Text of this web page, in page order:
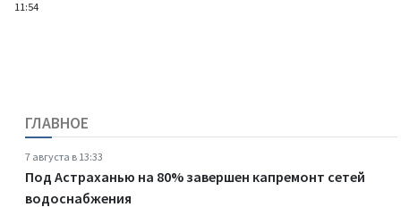
11:54
ГЛАВНОЕ
7 августа в 13:33
Под Астраханью на 80% завершен капремонт сетей
водоснабжения